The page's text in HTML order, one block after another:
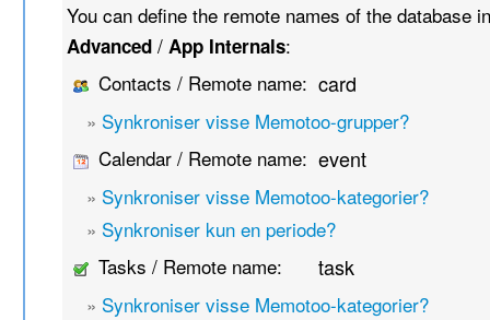
You can define the remote names of the database
Advanced /App Internals:
Contacts / Remote name: card
» Synkroniser visse Memotoo-grupper?
Calendar / Remote name: event
» Synkroniser visse Memotoo-kategorier?
» Synkroniser kun en periode?
Tasks / Remote name:
task
» Synkroniser visse Memotoo-kategorier?